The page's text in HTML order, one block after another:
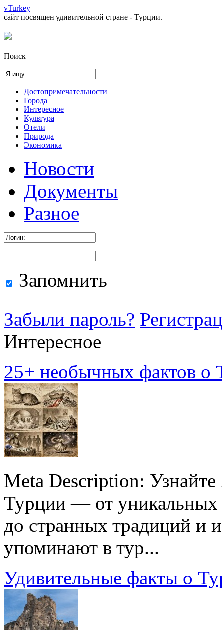
vTurkey
сайт посвящен удивительной стране - Турции.
Поиск
Достопримечательности
Города
Интересное
Культура
Отели
Природа
Экономика
Новости
Документы
Разное
Запомнить
Забыли пароль?
Интересное
25+ необычных фактов о
Meta Description:
Турции — от уникальных
до странных традиций и
упоминают в тур...
Удивительные факты о